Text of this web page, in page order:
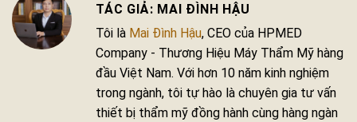
MAI ĐÌNH HẬU
Tôi là Mai Đình Hậu, CEO của HPMED
Company - Thương Hiệu Máy Thẩm Mỹ hàng
đầu Việt Nam. Với hơn 10 năm kinh nghiệm
trong ngành, tôi tự hào là chuyên gia tư vấn
thiết bị thẩm mỹ đồng hành cùng hàng ngàn